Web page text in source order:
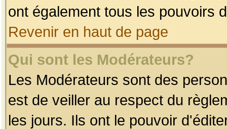
ont également tous les pouvoirs
Revenir en haut de page
Qui sont les Modérateurs?
Les Modérateurs sont des
est de veiller au respect du
les jours. Ils ont le pouvoir